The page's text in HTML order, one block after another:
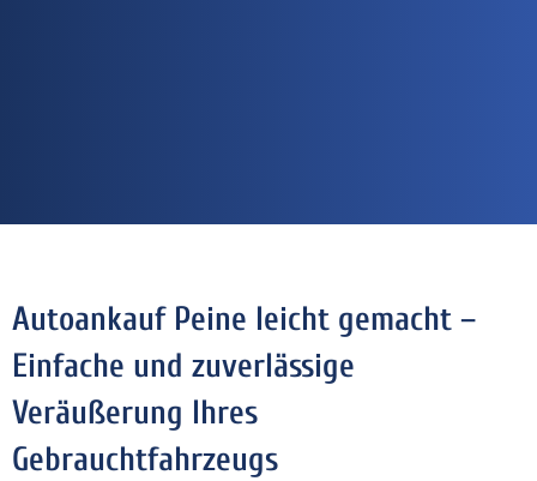
Autoankauf Peine leicht gemacht –
Einfache und zuverlässige
Veräußerung Ihres
Gebrauchtfahrzeugs